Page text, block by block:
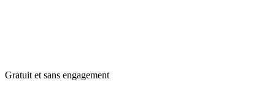
Gratuit et sans engagement